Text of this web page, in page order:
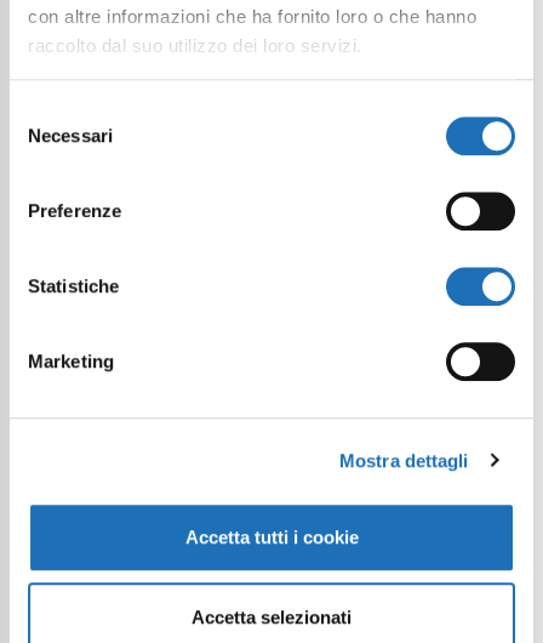
con altre informazioni che ha fornito loro o che hanno
raccolto dal suo utilizzo dei loro servizi.
delNecessari
Preferenze
Statistiche
Marketing
Mostra dettagli
Accetta tutti i cookie
Accetta selezionati